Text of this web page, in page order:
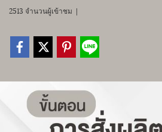
2513 จำนวนผู้เข้าชม |